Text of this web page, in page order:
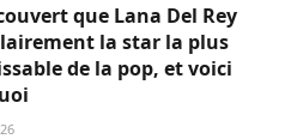
que Lana Del Rey
la star la plus
de la pop, et voici